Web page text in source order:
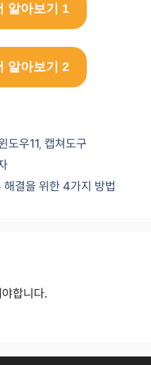
알아보기 1
알아보기 2
도우11,캡쳐도구
결을 위한 4가지 방법
합니다.